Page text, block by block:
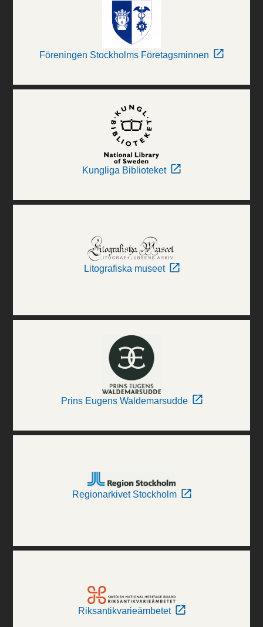
Föreningen Stockholms Företagsminnen
Kungliga Biblioteket
Litografiska museet
Prins Eugens Waldemarsudde
Regionarkivet Stockholm
Riksantikvarieämbetet